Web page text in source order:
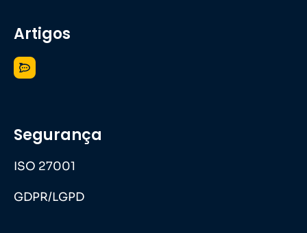
Artigos
Segurança
ISO 27001
GDPR/LGPD